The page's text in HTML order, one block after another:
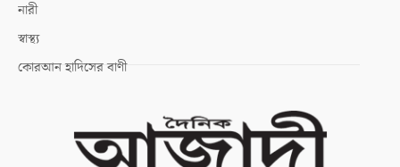
নারী
স্বাস্থ্য
কোরআন হাদিসের বাণী